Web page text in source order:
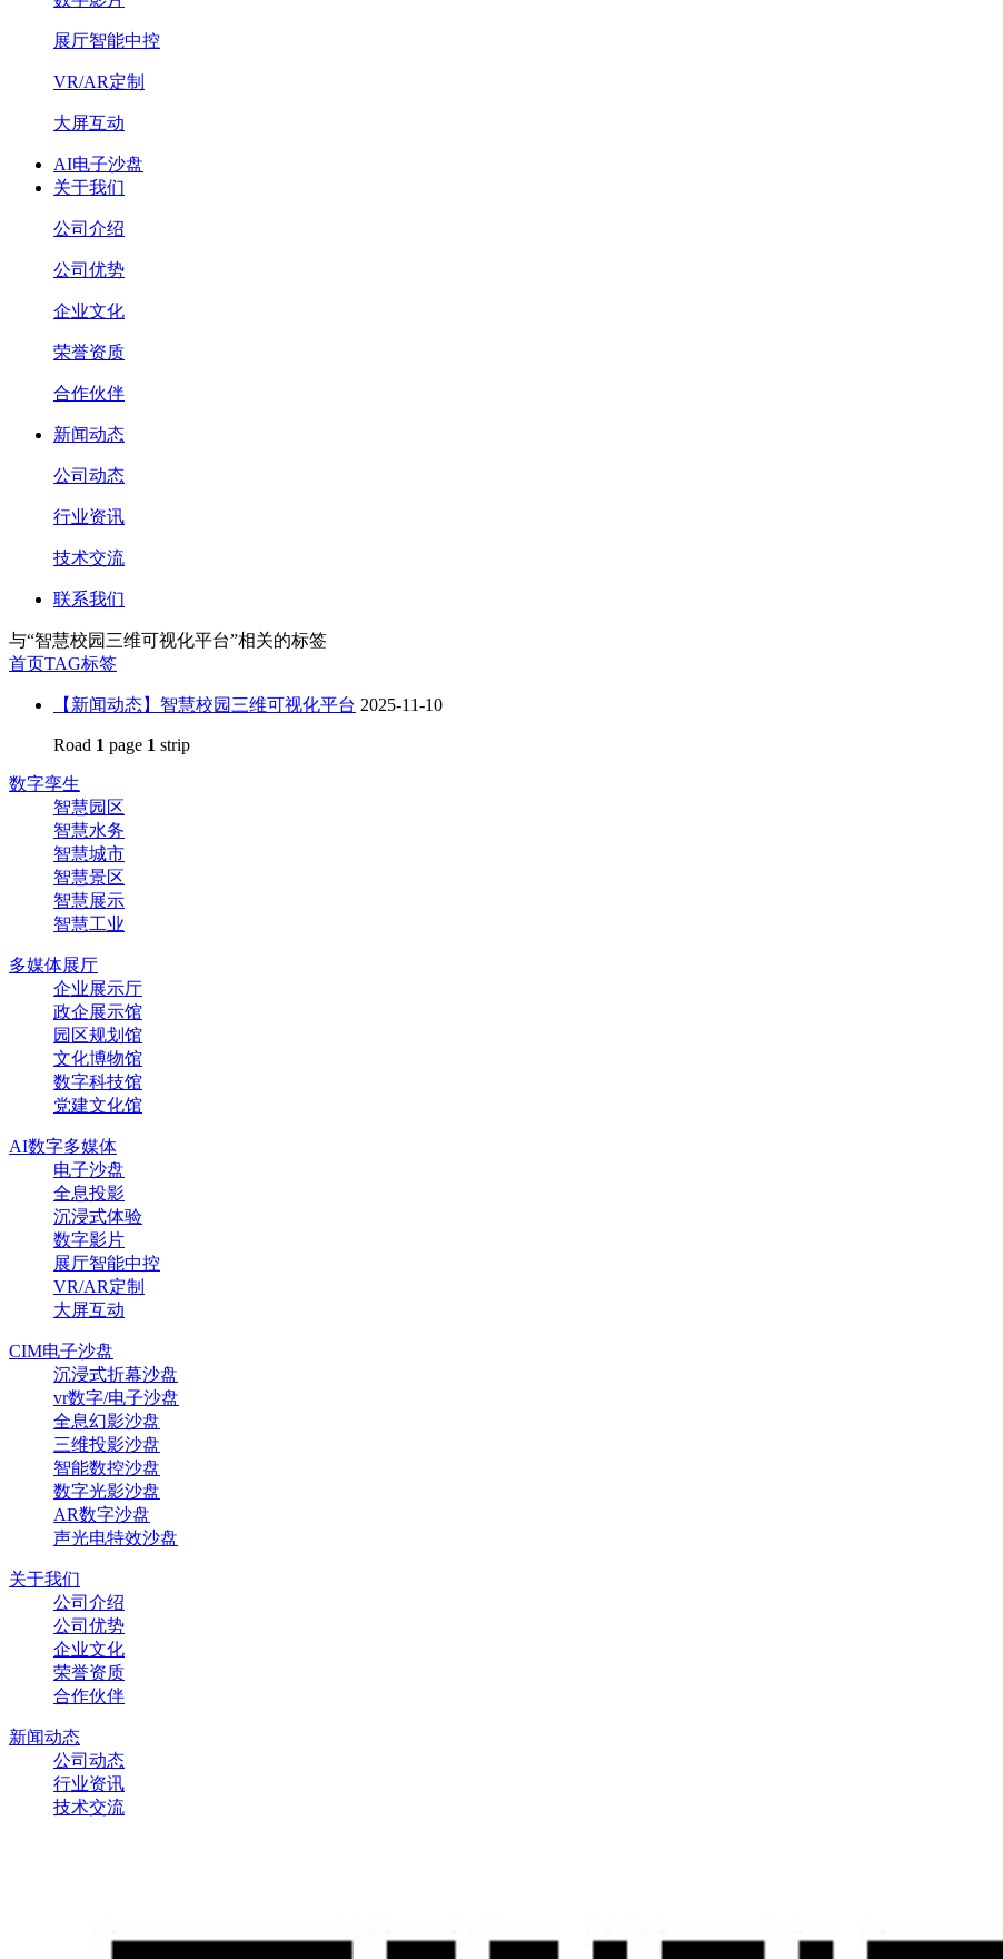
展厅智能中控
VR/AR定制
大屏互动
AI电子沙盘
关于我们
公司介绍
公司优势
企业文化
荣誉资质
合作伙伴
新闻动态
公司动态
行业资讯
技术交流
联系我们
与“智慧校园三维可视化平台”相关的标签
首页TAG标签
【新闻动态】智慧校园三维可视化平台 2025-11-10
Road 1 page 1 strip
数字孪生
智慧园区
智慧水务
智慧城市
智慧景区
智慧展示
智慧工业
多媒体展厅
企业展示厅
政企展示馆
园区规划馆
文化博物馆
数字科技馆
党建文化馆
AI数字多媒体
电子沙盘
全息投影
沉浸式体验
数字影片
展厅智能中控
VR/AR定制
大屏互动
CIM电子沙盘
沉浸式折幕沙盘
vr数字/电子沙盘
全息幻影沙盘
三维投影沙盘
智能数控沙盘
数字光影沙盘
AR数字沙盘
声光电特效沙盘‌
关于我们
公司介绍
公司优势
企业文化
荣誉资质
合作伙伴
新闻动态
公司动态
行业资讯
技术交流